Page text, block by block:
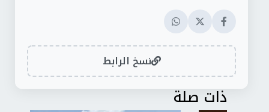
نسخ الرابط
ذات صلة